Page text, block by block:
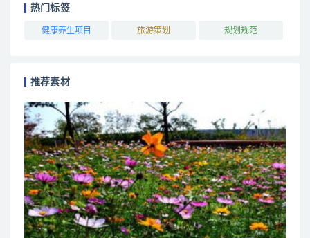
热门标签
健康养生项目 旅游策划 规划规范
推荐素材